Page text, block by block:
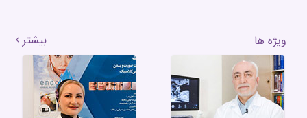
ویژه ها بیشتر